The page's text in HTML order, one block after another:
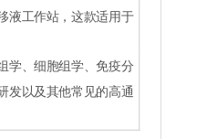
液工作站，这款适用于
学、细胞组学、免疫分
发以及其他常见的高通